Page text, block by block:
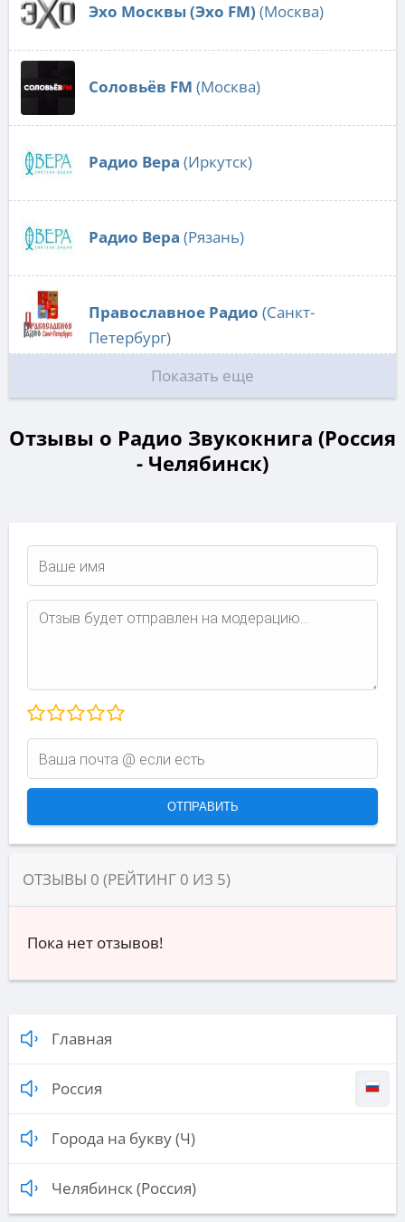
Эхо Москвы (Эхо FM) (Москва)
Соловьёв FM (Москва)
Радио Вера (Иркутск)
Радио Вера (Рязань)
Православное Радио (Санкт-
Петербург)
Показать еще
Отзывы о Радио Звукокнига (Россия
- Челябинск)
ОТЗЫВЫ 0 (РЕЙТИНГ 0 ИЗ 5)
Пока нет отзывов!
Главная
Россия
Города на букву (Ч)
Челябинск (Россия)